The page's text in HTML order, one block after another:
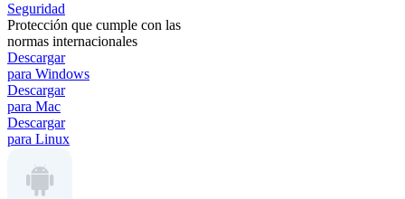
Seguridad
Protección que cumple con las
normas internacionales
Descargar
para Windows
Descargar
para Mac
Descargar
para Linux